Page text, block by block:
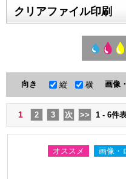
クリアファイル印刷
向き 縦 横 画像
1 2 3 次 >> 1 - 6件
オススメ 画像・